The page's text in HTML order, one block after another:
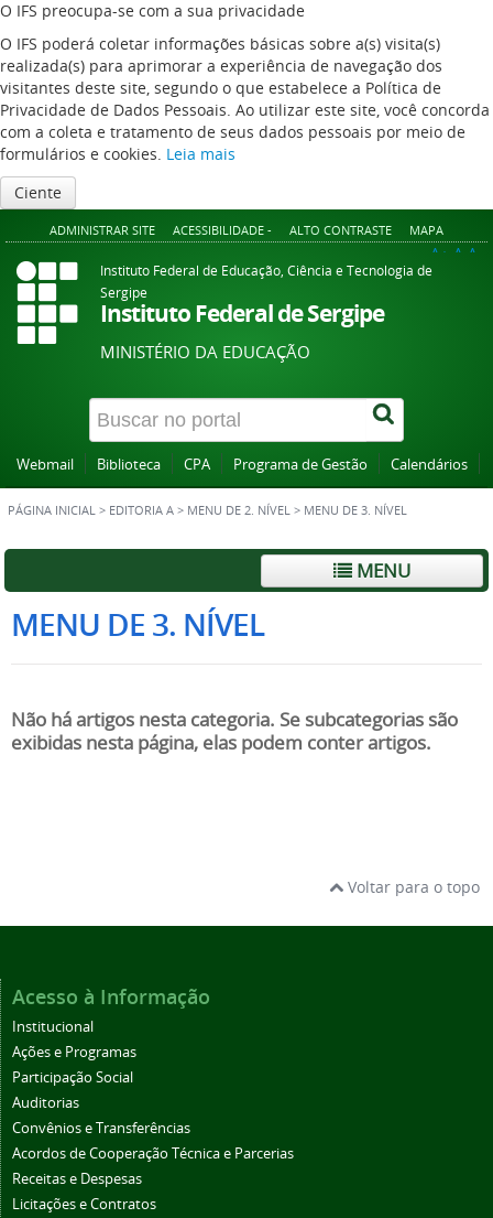
O IFS preocupa-se com a sua privacidade
O IFS poderá coletar informações básicas sobre a(s) visita(s)
realizada(s) para aprimorar a experiência de navegação dos
visitantes deste site, segundo o que estabelece a Política de
Privacidade de Dados Pessoais. Ao utilizar este site, você concorda
com a coleta e tratamento de seus dados pessoais por meio de
formulários e cookies. Leia mais
Ciente
ADMINISTRAR SITE ACESSIBILIDADE - ALTO CONTRASTE MAPA
A+ A A-
Instituto Federal de Educação, Ciência e Tecnologia de
Sergipe
Instituto Federal de Sergipe
MINISTÉRIO DA EDUCAÇÃO
Webmail Biblioteca CPA Programa de Gestão Calendários
PÁGINA INICIAL > EDITORIA A > MENU DE 2. NÍVEL > MENU DE 3. NÍVEL
MENU
MENU DE 3. NÍVEL
Não há artigos nesta categoria. Se subcategorias são
exibidas nesta página, elas podem conter artigos.
Voltar para o topo
Acesso à Informação
Institucional
Ações e Programas
Participação Social
Auditorias
Convênios e Transferências
Acordos de Cooperação Técnica e Parcerias
Receitas e Despesas
Licitações e Contratos